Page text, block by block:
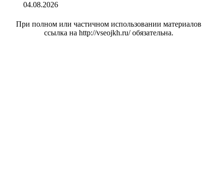
04.08.2026
При полном или частичном использовании материалов
ссылка на http://vseojkh.ru/ обязательна.